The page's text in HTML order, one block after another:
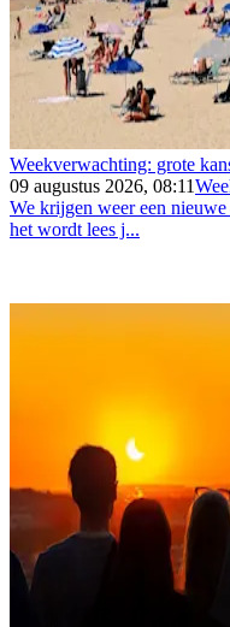
Weekverwachting: grote
09 augustus 2026, 08:11
We krijgen weer een
het wordt lees j...